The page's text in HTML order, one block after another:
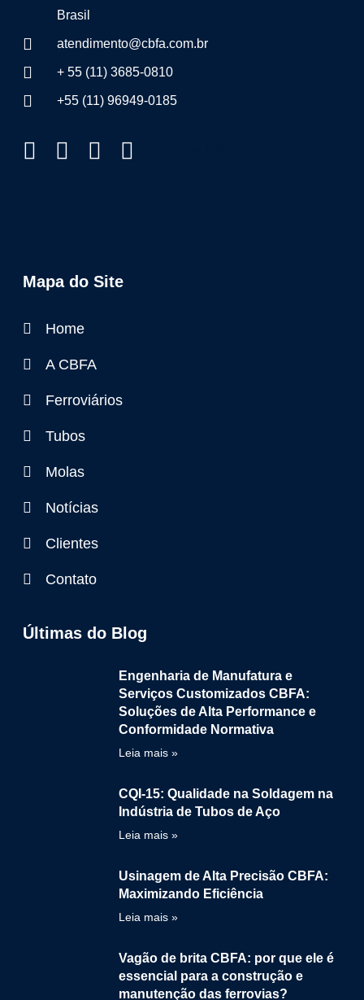
Brasil
atendimento@cbfa.com.br
+ 55 (11) 3685-0810
+55 (11) 96949-0185
Mapa do Site
Home
A CBFA
Ferroviários
Tubos
Molas
Notícias
Clientes
Contato
Últimas do Blog
Engenharia de Manufatura e
Serviços Customizados CBFA:
Soluções de Alta Performance e
Conformidade Normativa
Leia mais »
CQI-15: Qualidade na Soldagem na
Indústria de Tubos de Aço
Leia mais »
Usinagem de Alta Precisão CBFA:
Maximizando Eficiência
Leia mais »
Vagão de brita CBFA: por que ele é
essencial para a construção e
manutenção das ferrovias?